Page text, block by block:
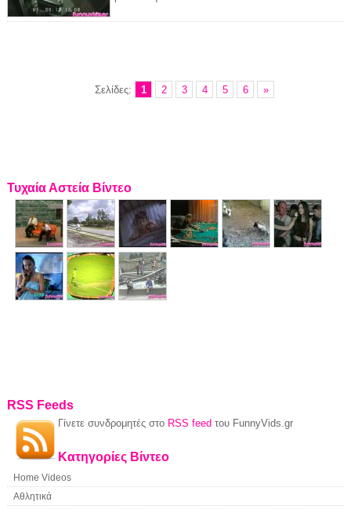
Σελίδες: 1 2 3 4 5 6 »
Τυχαία Αστεία Βίντεο
RSS Feeds
Γίνετε συνδρομητές στο RSS feed του FunnyVids.gr
Κατηγορίες Βίντεο
Home Videos
Αθλητικά